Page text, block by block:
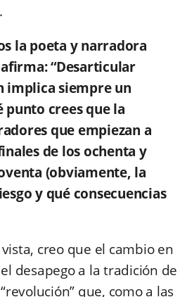
la poeta y narradora
“Desarticular
siempre un
punto crees que la
que empiezan a
de los ochenta y
(obviamente, la
y qué consecuencias
creo que el cambio en
desapego a la tradición de
que, como a las